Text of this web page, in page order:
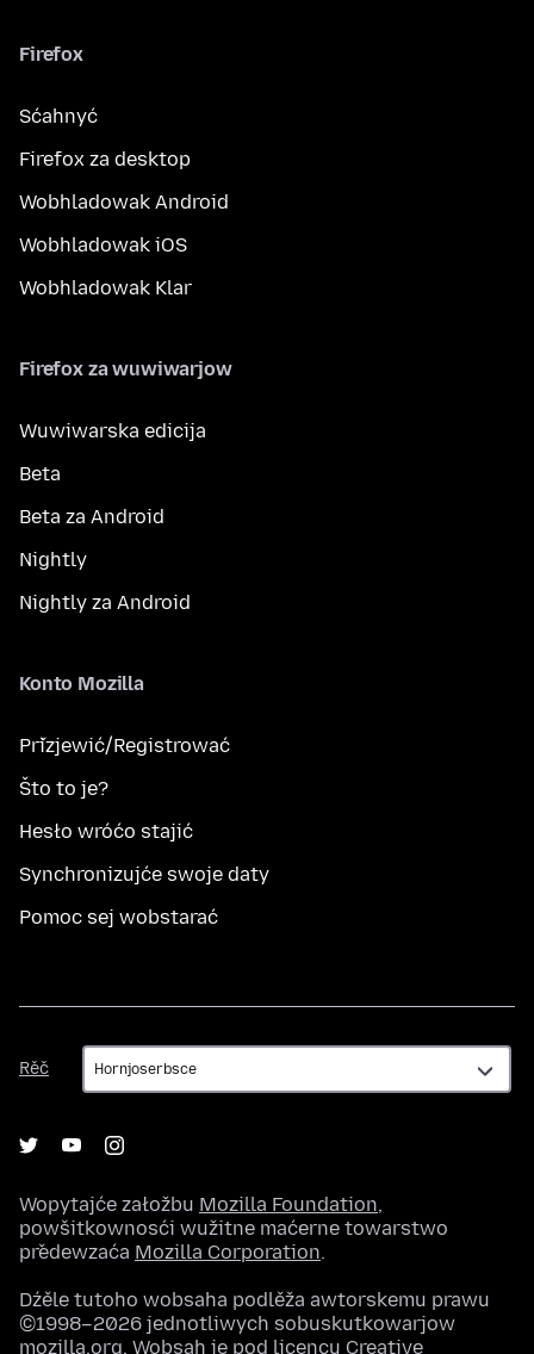
Firefox
Sćahnyć
Firefox za desktop
Wobhladowak Android
Wobhladowak iOS
Wobhladowak Klar
Firefox za wuwiwarjow
Wuwiwarska edicija
Beta
Beta za Android
Nightly
Nightly za Android
Konto Mozilla
Přizjewić/Registrować
Što to je?
Hesło wróćo stajić
Synchronizujće swoje daty
Pomoc sej wobstarać
Rěč
Rěč
Wopytajće załožbu Mozilla Foundation,
powšitkownosći wužitne maćerne towarstwo
předewzaća Mozilla Corporation.
Dźěle tutoho wobsaha podlěža awtorskemu prawu
©1998–2026 jednotliwych sobuskutkowarjow
mozilla.org. Wobsah je pod licencu Creative